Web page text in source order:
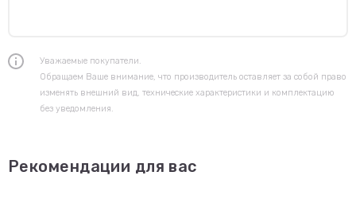
Уважаемые покупатели.
Обращаем Ваше внимание, что производитель оставляет за собой право
изменять внешний вид, технические характеристики и комплектацию
без уведомления.
Рекомендации для вас